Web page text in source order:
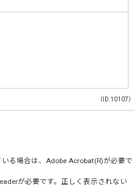
（ID:10107）
る場合は、Adobe Acrobat(R)が必要で
が必要です。正しく表示されない